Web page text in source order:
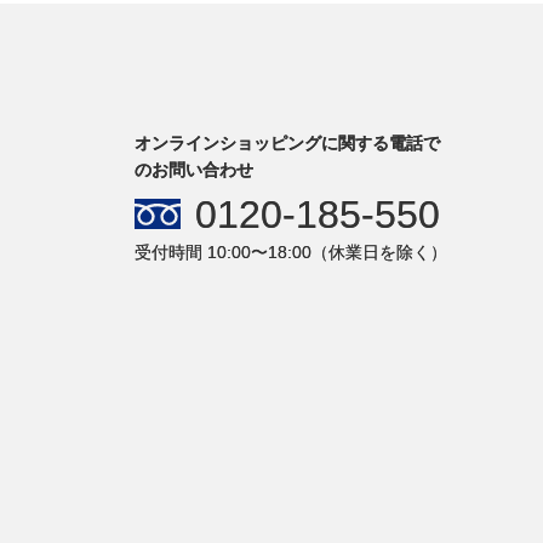
オンラインショッピングに関する電話で
のお問い合わせ
0120-185-550
受付時間 10:00〜18:00（休業日を除く）